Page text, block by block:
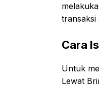
transaksi
Cara
Untuk
Lewat